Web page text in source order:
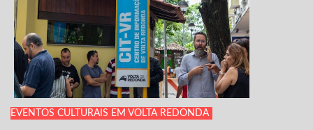
EVENTOS CULTURAIS EM VOLTA REDONDA